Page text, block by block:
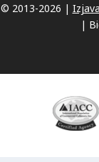
© 2013-2026 |
|